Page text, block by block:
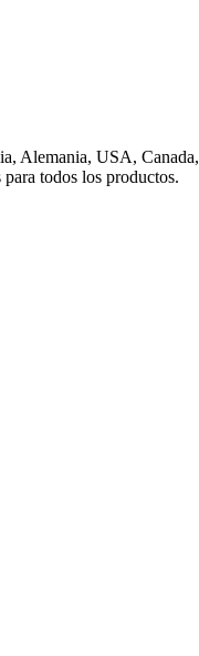
Alemania, USA, Canada,
todos los productos.